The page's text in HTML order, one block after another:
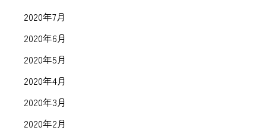
2020年7月
2020年6月
2020年5月
2020年4月
2020年3月
2020年2月